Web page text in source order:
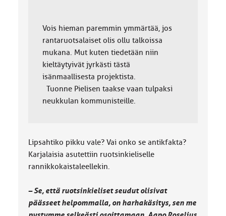
Vois hieman paremmin ymmärtää, jos
rantaruotsalaiset olis ollu talkoissa
mukana. Mut kuten tiedetään niin
kieltäytyivät jyrkästi tästä
isänmaallisesta projektista.
Tuonne Pielisen taakse vaan tulpaksi
neukkulan kommunisteille.
Lipsahtiko pikku vale? Vai onko se antikfakta?
Karjalaisia asutettiin ruotsinkieliselle
rannikkokaistaleellekin.
– Se, että ruotsinkieliset seudut olisivat
päässeet helpommalla, on harhakäsitys, sen me